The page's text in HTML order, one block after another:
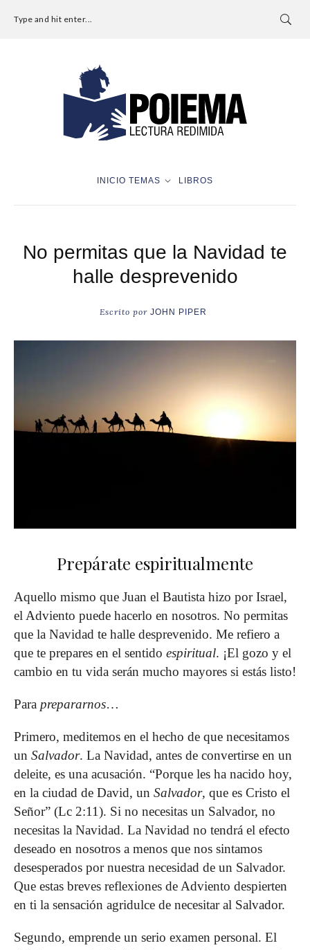
Type and hit enter...
INICIO TEMAS LIBROS
No permitas que la Navidad te
halle desprevenido
Escrito por JOHN PIPER
Prepárate espiritualmente
Aquello mismo que Juan el Bautista hizo por Israel,
el Adviento puede hacerlo en nosotros. No permitas
que la Navidad te halle desprevenido. Me refiero a
que te prepares en el sentido espiritual. ¡El gozo y el
cambio en tu vida serán mucho mayores si estás listo!
Para prepararnos…
Primero, meditemos en el hecho de que necesitamos
un Salvador. La Navidad, antes de convertirse en un
deleite, es una acusación. “Porque les ha nacido hoy,
en la ciudad de David, un Salvador, que es Cristo el
Señor” (Lc 2:11). Si no necesitas un Salvador, no
necesitas la Navidad. La Navidad no tendrá el efecto
deseado en nosotros a menos que nos sintamos
desesperados por nuestra necesidad de un Salvador.
Que estas breves reflexiones de Adviento despierten
en ti la sensación agridulce de necesitar al Salvador.
Segundo, emprende un serio examen personal. El